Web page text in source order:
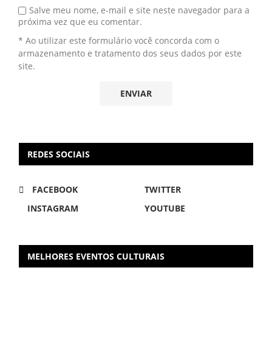
Salve meu nome, e-mail e site neste navegador para a
próxima vez que eu comentar.
* Ao utilizar este formulário você concorda com o
armazenamento e tratamento dos seus dados por este
site.
REDES SOCIAIS
FACEBOOK
TWITTER
INSTAGRAM
YOUTUBE
MELHORES EVENTOS CULTURAIS